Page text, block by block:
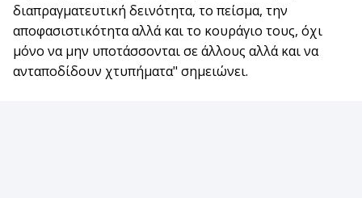
διαπραγματευτική δεινότητα, το πείσμα, την
αποφασιστικότητα αλλά και το κουράγιο τους, όχι
μόνο να μην υποτάσσονται σε άλλους αλλά και να
ανταποδίδουν χτυπήματα" σημειώνει.